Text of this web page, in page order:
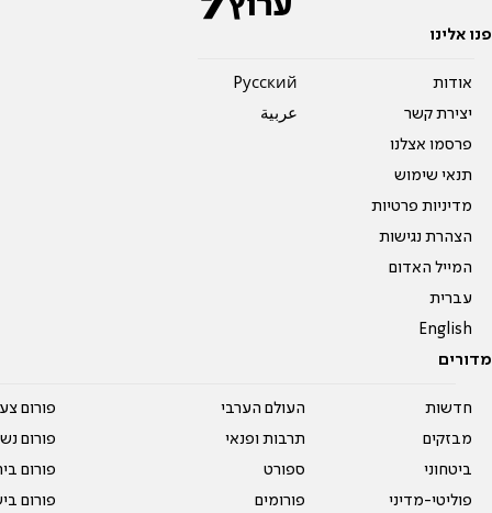
פנו אלינו
אודות
יצירת קשר
פרסמו אצלנו
תנאי שימוש
מדיניות פרטיות
הצהרת נגישות
המייל האדום
עברית
English
Pусский
عربية
מדורים
חדשות
מבזקים
ביטחוני
פוליטי-מדיני
העולם הערבי
תרבות ופנאי
ספורט
פורומים
פורום
פורום
פורום
פורום